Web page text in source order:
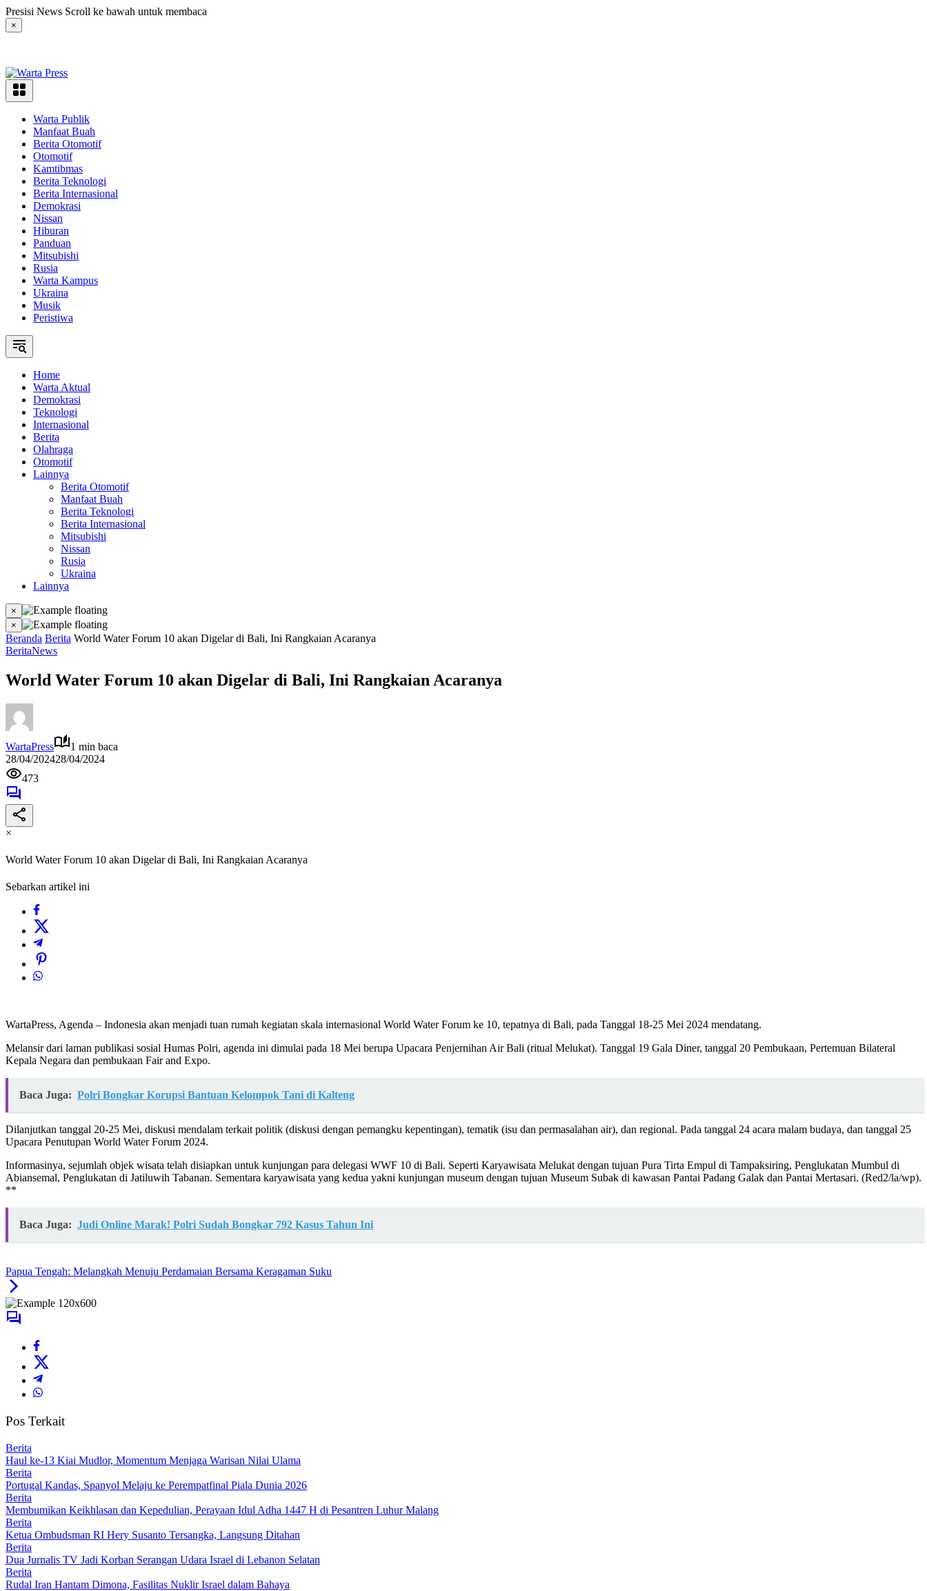
Langsung
ke
konten
Presisi News Scroll ke bawah untuk membaca
×
Warta Publik
Manfaat Buah
Berita Otomotif
Otomotif
Kamtibmas
Berita Teknologi
Berita Internasional
Demokrasi
Nissan
Hiburan
Panduan
Mitsubishi
Rusia
Warta Kampus
Ukraina
Musik
Peristiwa
Home
Warta Aktual
Demokrasi
Teknologi
Internasional
Berita
Olahraga
Otomotif
Lainnya
Berita Otomotif
Manfaat Buah
Berita Teknologi
Berita Internasional
Mitsubishi
Nissan
Rusia
Ukraina
Lainnya
×
×
Beranda Berita World Water Forum 10 akan Digelar di Bali, Ini Rangkaian Acaranya
BeritaNews
World Water Forum 10 akan Digelar di Bali, Ini Rangkaian Acaranya
WartaPress
1 min baca
28/04/202428/04/2024
473
×
World Water Forum 10 akan Digelar di Bali, Ini Rangkaian Acaranya
Sebarkan artikel ini
WartaPress, Agenda – Indonesia akan menjadi tuan rumah kegiatan skala internasional World Water Forum ke 10, tepatnya di Bali, pada Tanggal 18-25 Mei 2024 mendatang.
Melansir dari laman publikasi sosial Humas Polri, agenda ini dimulai pada 18 Mei berupa Upacara Penjernihan Air Bali (ritual Melukat). Tanggal 19 Gala Diner, tanggal 20 Pembukaan, Pertemuan Bilateral
Kepala Negara dan pembukaan Fair and Expo.
Baca Juga: Polri Bongkar Korupsi Bantuan Kelompok Tani di Kalteng
Dilanjutkan tanggal 20-25 Mei, diskusi mendalam terkait politik (diskusi dengan pemangku kepentingan), tematik (isu dan permasalahan air), dan regional. Pada tanggal 24 acara malam budaya, dan tanggal 25
Upacara Penutupan World Water Forum 2024.
Informasinya, sejumlah objek wisata telah disiapkan untuk kunjungan para delegasi WWF 10 di Bali. Seperti Karyawisata Melukat dengan tujuan Pura Tirta Empul di Tampaksiring, Penglukatan Mumbul di
Abiansemal, Penglukatan di Jatiluwih Tabanan. Sementara karyawisata yang kedua yakni kunjungan museum dengan tujuan Museum Subak di kawasan Pantai Padang Galak dan Pantai Mertasari. (Red2/la/wp).
**
Baca Juga: Judi Online Marak! Polri Sudah Bongkar 792 Kasus Tahun Ini
Papua Tengah: Melangkah Menuju Perdamaian Bersama Keragaman Suku
Pos Terkait
Berita
Haul ke-13 Kiai Mudlor, Momentum Menjaga Warisan Nilai Ulama
Berita
Portugal Kandas, Spanyol Melaju ke Perempatfinal Piala Dunia 2026
Berita
Membumikan Keikhlasan dan Kepedulian, Perayaan Idul Adha 1447 H di Pesantren Luhur Malang
Berita
Ketua Ombudsman RI Hery Susanto Tersangka, Langsung Ditahan
Berita
Dua Jurnalis TV Jadi Korban Serangan Udara Israel di Lebanon Selatan
Berita
Rudal Iran Hantam Dimona, Fasilitas Nuklir Israel dalam Bahaya